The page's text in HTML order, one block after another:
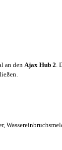
an den Ajax Hub 2.